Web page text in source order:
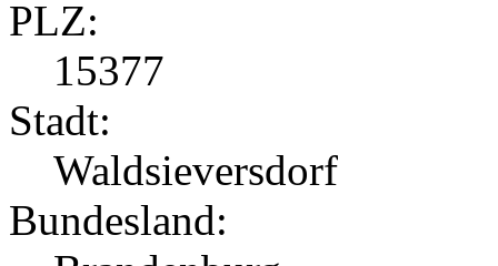
PLZ:
15377
Stadt:
Waldsieversdorf
Bundesland: